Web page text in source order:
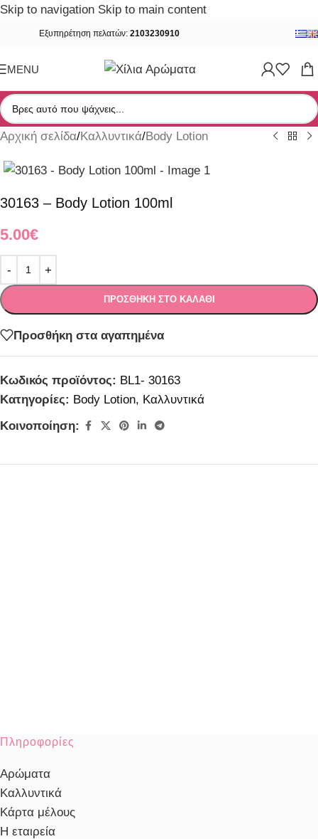
Skip to navigation Skip to main content
Εξυπηρέτηση πελατών: 2103230910
MENU
Αρχική σελίδα/Καλλυντικά/Body Lotion
30163 – Body Lotion 100ml
5.00€
ΠΡΟΣΘΉΚΗ ΣΤΟ ΚΑΛΆΘΙ
Προσθήκη στα αγαπημένα
Κωδικός προϊόντος: BL1- 30163
Κατηγορίες: Body Lotion, Καλλυντικά
Κοινοποίηση:
Πληροφορίες
Αρώματα
Καλλυντικά
Κάρτα μέλους
Η εταιρεία